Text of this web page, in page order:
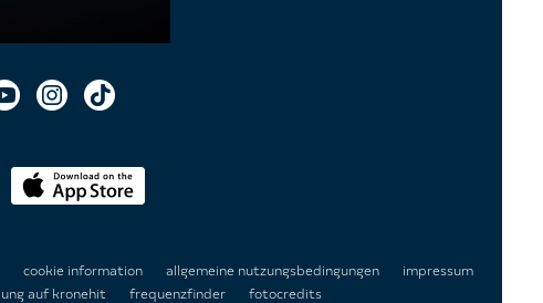
cookie information allgemeine nutzungsbedingungen
impressum
auf kronehit frequenzfinder fotocredits